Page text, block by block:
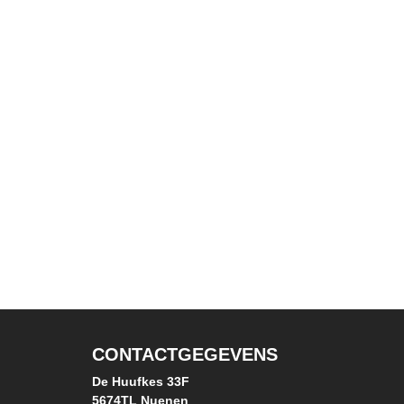
CONTACTGEGEVENS
De Huufkes 33F
5674TL Nuenen